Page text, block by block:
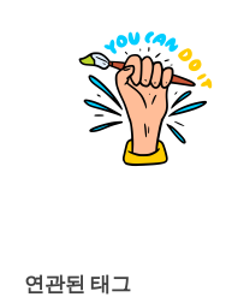
연관된 태그